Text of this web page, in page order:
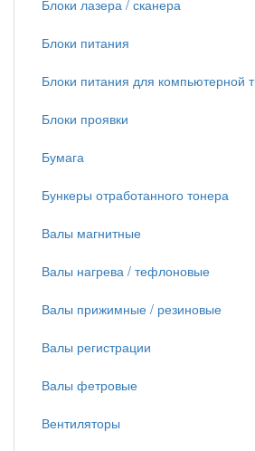
Блоки лазера / сканера
Блоки питания
Блоки питания для компьютерной т
Блоки проявки
Бумага
Бункеры отработанного тонера
Валы магнитные
Валы нагрева / тефлоновые
Валы прижимные / резиновые
Валы регистрации
Валы фетровые
Вентиляторы